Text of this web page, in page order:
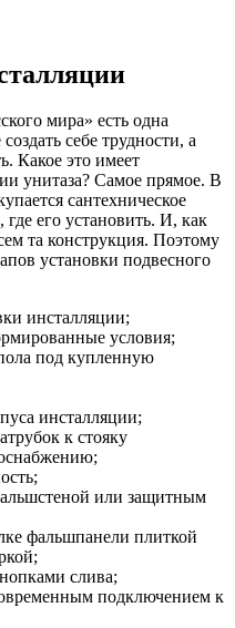
мира» есть одна
себе трудности, а
Какое это имеет
унитаза? Самое прямое. В
сантехническое
где его установить. И, как
та конструкция. Поэтому
установки подвесного
инсталляции;
условия;
под купленную
инсталляции;
к стояку
или защитным
фальшпанели плиткой
слива;
подключением к